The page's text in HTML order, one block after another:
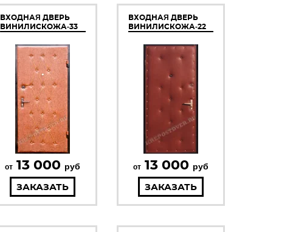
ВХОДНАЯ ДВЕРЬ
ВИНИЛИСКОЖА-33
от 13 000 руб
ЗАКАЗАТЬ
ВХОДНАЯ ДВЕРЬ
ВИНИЛИСКОЖА-22
от 13 000 руб
ЗАКАЗАТЬ